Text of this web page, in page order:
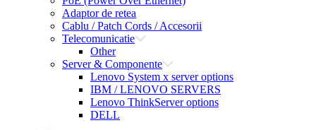
Adaptor de retea
Cablu / Patch Cords / Accesorii
Telecomunicatie
Other
Server & Componente
Lenovo System x server options
IBM / LENOVO SERVERS
Lenovo ThinkServer options
DELL